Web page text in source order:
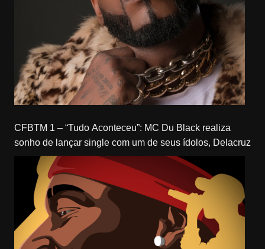
CFBTM 1 – “Tudo Aconteceu”: MC Du Black realiza
sonho de lançar single com um de seus ídolos, Delacruz